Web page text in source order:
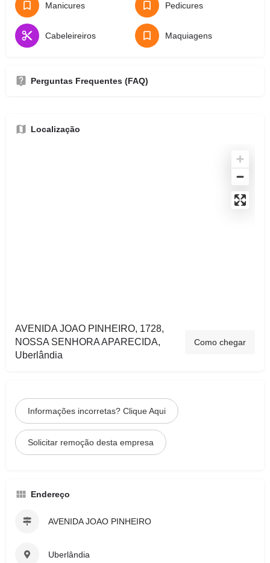
Manicures Pedicures
Cabeleireiros Maquiagens
Perguntas Frequentes (FAQ)
Localização
AVENIDA JOAO PINHEIRO, 1728,
NOSSA SENHORA APARECIDA,
Uberlândia
Como chegar
Informações incorretas? Clique Aqui
Solicitar remoção desta empresa
Endereço
AVENIDA JOAO PINHEIRO
Uberlândia